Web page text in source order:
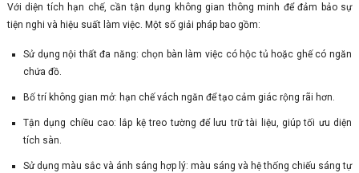
Với diện tích hạn chế, cần tận dụng không gian thông minh để đảm bảo sự
tiện nghi và hiệu suất làm việc. Một số giải pháp bao gồm:
Sử dụng nội thất đa năng: chọn bàn làm việc có hộc tủ hoặc ghế có ngăn
chứa đồ.
Bố trí không gian mở: hạn chế vách ngăn để tạo cảm giác rộng rãi hơn.
Tận dụng chiều cao: lắp kệ treo tường để lưu trữ tài liệu, giúp tối ưu diện
tích sàn.
Sử dụng màu sắc và ánh sáng hợp lý: màu sáng và hệ thống chiếu sáng tự